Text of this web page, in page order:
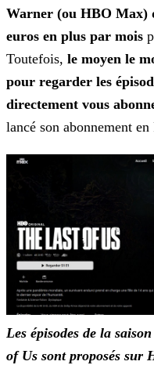
Warner (ou HBO Max)
euros en plus par mois
Toutefois, le moyen le
pour regarder les
directement vous
lancé son abonnement
Les épisodes de la
of Us sont proposés sur